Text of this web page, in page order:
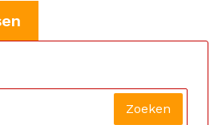
Zoeken